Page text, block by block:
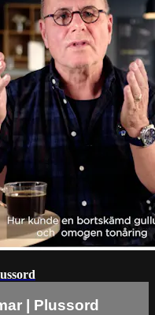
| Plussord